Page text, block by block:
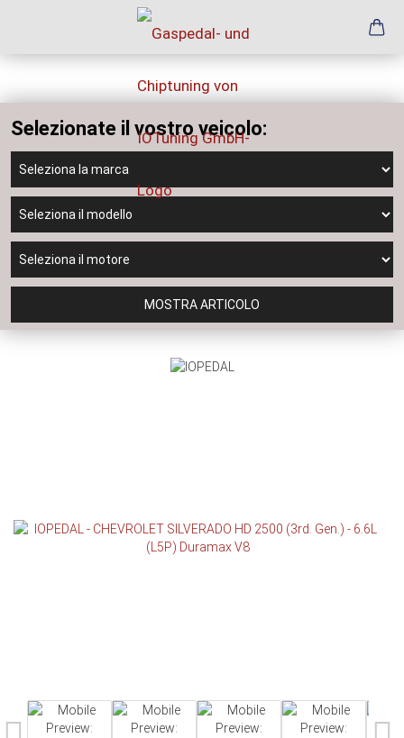
Selezionate il vostro veicolo:
MOSTRA ARTICOLO